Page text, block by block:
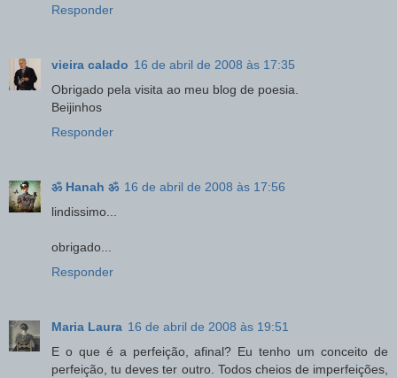
Responder
vieira calado 16 de abril de 2008 às 17:35
Obrigado pela visita ao meu blog de poesia.
Beijinhos
Responder
ॐ Hanah ॐ 16 de abril de 2008 às 17:56
lindissimo...
obrigado...
Responder
Maria Laura 16 de abril de 2008 às 19:51
E o que é a perfeição, afinal? Eu tenho um conceito de
perfeição, tu deves ter outro. Todos cheios de imperfeições,